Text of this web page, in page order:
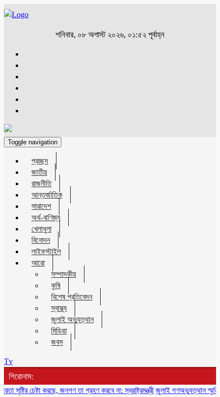
শনিবার, ০৮ অগাস্ট ২০২৬, ০১:৫২ পূর্বাহ্ন
Toggle navigation
প্রচ্ছদ
জাতীয়
রাজনীতি
আন্তর্জাতিক
সারাদেশ
অর্থ-বাণিজ্য
খেলাধুলা
বিনোদন
লাইফস্টাইল
আরো
সম্পাদকীয়
কৃষি
বিশেষ প্রতিবেদন
স্বাস্থ্য
জুলাই অভ্যুত্থান
মিডিয়া
জবস
Tv
শিরোনাম:
চেষ্টা করছে, জনগণ তা গ্রহণ করবে না: স্বরাষ্ট্রমন্ত্রী জুলাই গণঅভ্যুত্থান স্মৃতি জাদুঘর